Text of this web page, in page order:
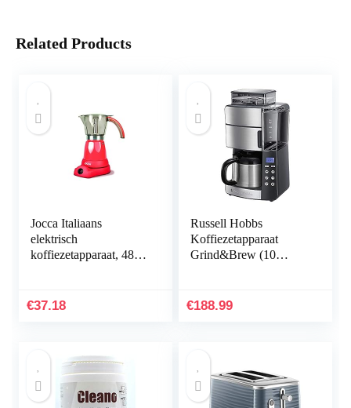
Related Products
Jocca Italiaans
elektrisch
koffiezetapparaat, 480
€37.18
Russell Hobbs
Koffiezetapparaat
Grind&Brew (10
Thermos Kan,
56
€188.99